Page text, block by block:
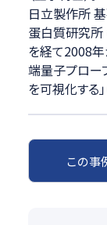
日立製作所
蛋白質研究
を経て2008年
端量子プロー
を可視化する」
この事